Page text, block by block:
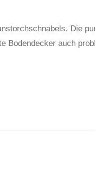
Die
Bodendecker auch